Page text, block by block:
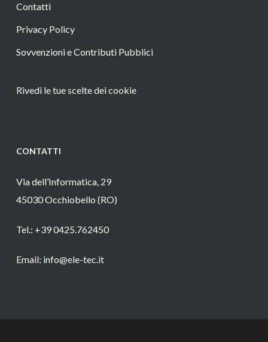
Contatti
Privacy Policy
Sovvenzioni e Contributi Pubblici
Rivedi le tue scelte dei cookie
CONTATTI
Via dell’Informatica, 29
45030 Occhiobello (RO)
Tel.: +39 0425.762450
Email: info@ele-tec.it